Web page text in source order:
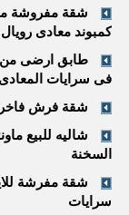
شقة مفروشة
كمبوند معادى
طابق ارضى من
فى سرايات
شقة فرش فاخر
شاليه للبيع
السخنة
شقة مفرشة
سرايات